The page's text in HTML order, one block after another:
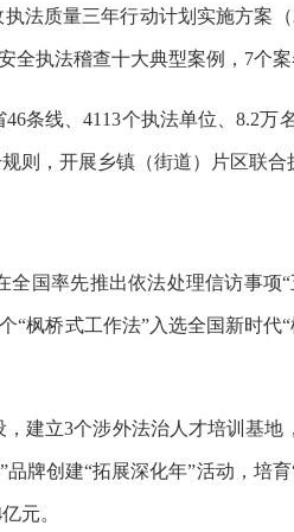
法质量三年行动计划实施方案
执法稽查十大典型案例，7个
条线、4113个执法单位、8.2万
，开展乡镇（街道）片区联合
国率先推出依法处理信访事项
“枫桥式工作法”入选全国新时
建立3个涉外法治人才培训基地
牌创建“拓展深化年”活动，培
元。